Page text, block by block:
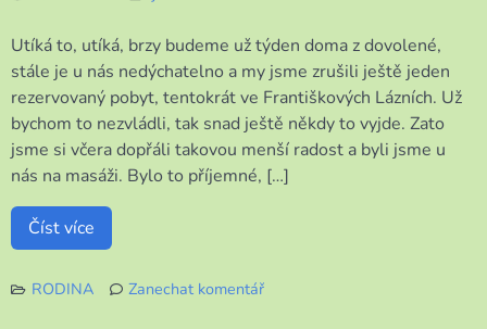
Utíká to, utíká, brzy budeme už týden doma z dovolené,
stále je u nás nedýchatelno a my jsme zrušili ještě jeden
rezervovaný pobyt, tentokrát ve Františkových Lázních. Už
bychom to nezvládli, tak snad ještě někdy to vyjde. Zato
jsme si včera dopřáli takovou menší radost a byli jsme u
nás na masáži. Bylo to příjemné, […]
Číst více
RODINA
Zanechat komentář